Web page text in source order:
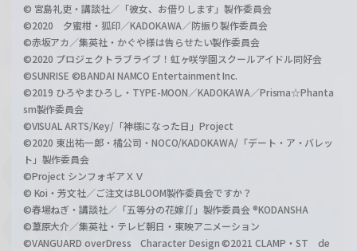
© 宮島礼吏・講談社／「彼女、お借りします」製作委員会
©2020 夕蜜柑・狐印／KADOKAWA／防振り製作委員会
©赤坂アカ／集英社・かぐや様は告らせたい製作委員会
©2020 プロジェクトラブライブ！虹ヶ咲学園スクールアイドル同好会
©SUNRISE ©BANDAI NAMCO Entertainment Inc.
©2019 ひろやまひろし・TYPE-MOON／KADOKAWA／Prisma☆Phanta
sm製作委員会
©VISUAL ARTS/Key/「神様になった日」Project
©2020 東出祐一郎・橘公司・NOCO/KADOKAWA/「デート・ア・バレッ
ト」製作委員会
©Project シンフォギアＸＶ
© Koi・芳文社／ご注文はBLOOM製作委員会ですか？
©春場ねぎ・講談社／「五等分の花嫁∬」製作委員会 ®KODANSHA
©葦原大介／集英社・テレビ朝日・東映アニメーション
©VANGUARD overDress Character Design ©2021 CLAMP・ST de